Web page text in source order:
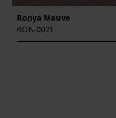
Ronya Mauve
RON-0021